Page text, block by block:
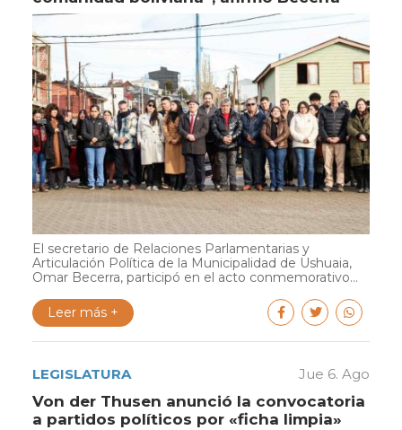
El secretario de Relaciones Parlamentarias y
Articulación Política de la Municipalidad de Ushuaia,
Omar Becerra, participó en el acto conmemorativo...
Leer más +
LEGISLATURA Jue 6. Ago
Von der Thusen anunció la convocatoria
a partidos políticos por «ficha limpia»